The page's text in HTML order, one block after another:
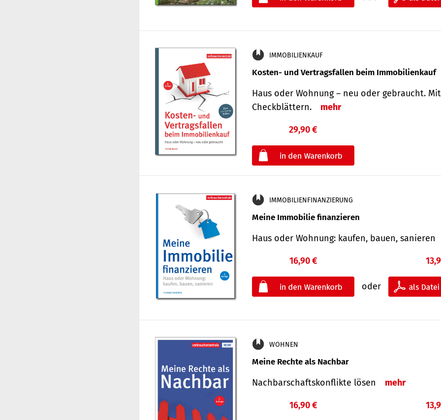
IMMOBILIENKAUF
Kosten- und Vertragsfallen beim Immobilienkauf
Haus oder Wohnung – neu oder gebraucht.
Check­blättern.
mehr
29,90 €
IMMOBILIENFINANZIERUNG
Meine Immobilie finanzieren
Haus oder Wohnung: kaufen, bauen, sanieren
16,90 €
oder
WOHNEN
Meine Rechte als Nachbar
Nach­bar­schafts­konflikte lösen mehr
16,90 €